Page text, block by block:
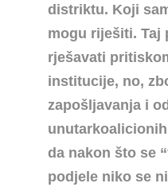
distriktu. Koji
mogu riješiti. Taj
rješavati
institucije, no,
zapošljavanja i
da nakon što se
podjele niko se